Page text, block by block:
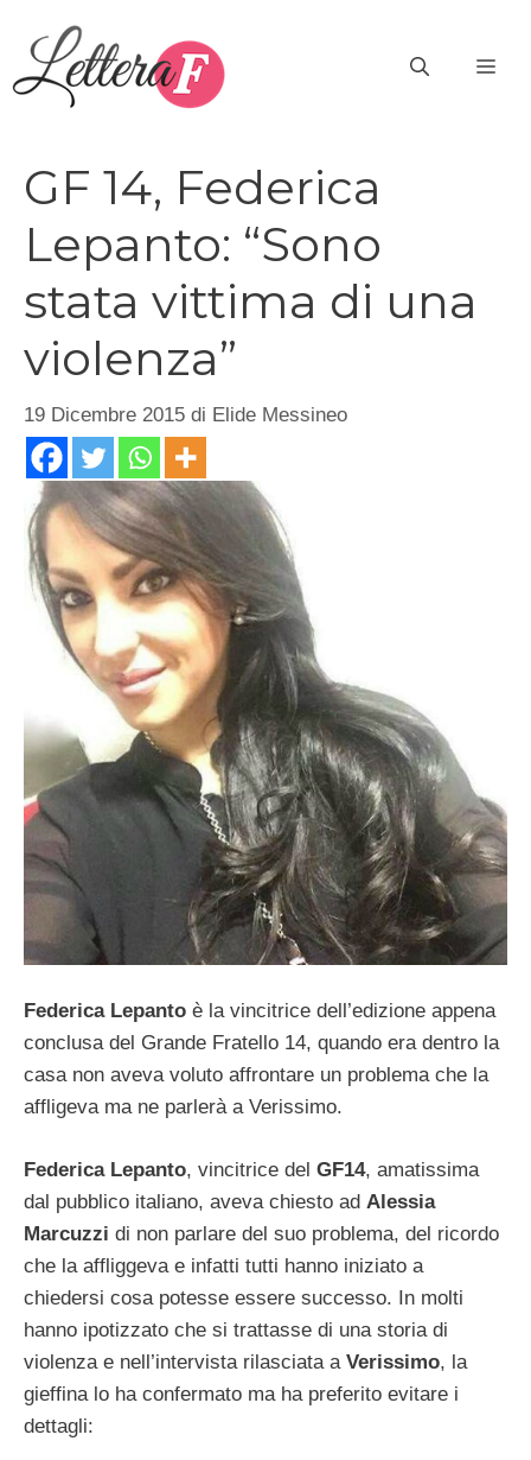
contenuto
GF 14, Federica
Lepanto: “Sono
stata vittima di una
violenza”
19 Dicembre 2015 di Elide Messineo
Federica Lepanto è la vincitrice dell’edizione appena
conclusa del Grande Fratello 14, quando era dentro la
casa non aveva voluto affrontare un problema che la
affligeva ma ne parlerà a Verissimo.
Federica Lepanto, vincitrice del GF14, amatissima
dal pubblico italiano, aveva chiesto ad Alessia
Marcuzzi di non parlare del suo problema, del ricordo
che la affliggeva e infatti tutti hanno iniziato a
chiedersi cosa potesse essere successo. In molti
hanno ipotizzato che si trattasse di una storia di
violenza e nell’intervista rilasciata a Verissimo, la
gieffina lo ha confermato ma ha preferito evitare i
dettagli: